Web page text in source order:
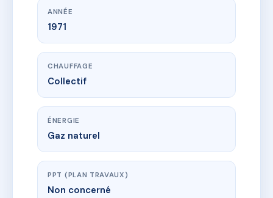
ANNÉE
1971
CHAUFFAGE
Collectif
ÉNERGIE
Gaz naturel
PPT (PLAN TRAVAUX)
Non concerné